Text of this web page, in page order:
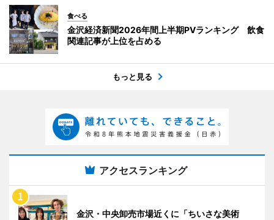
食べる
金沢経済新聞2026年間上半期PVランキング 飲食
関連記事が上位を占める
もっと見る
アクセスランキング
金沢・中央卸売市場近くに「ちいさな美術